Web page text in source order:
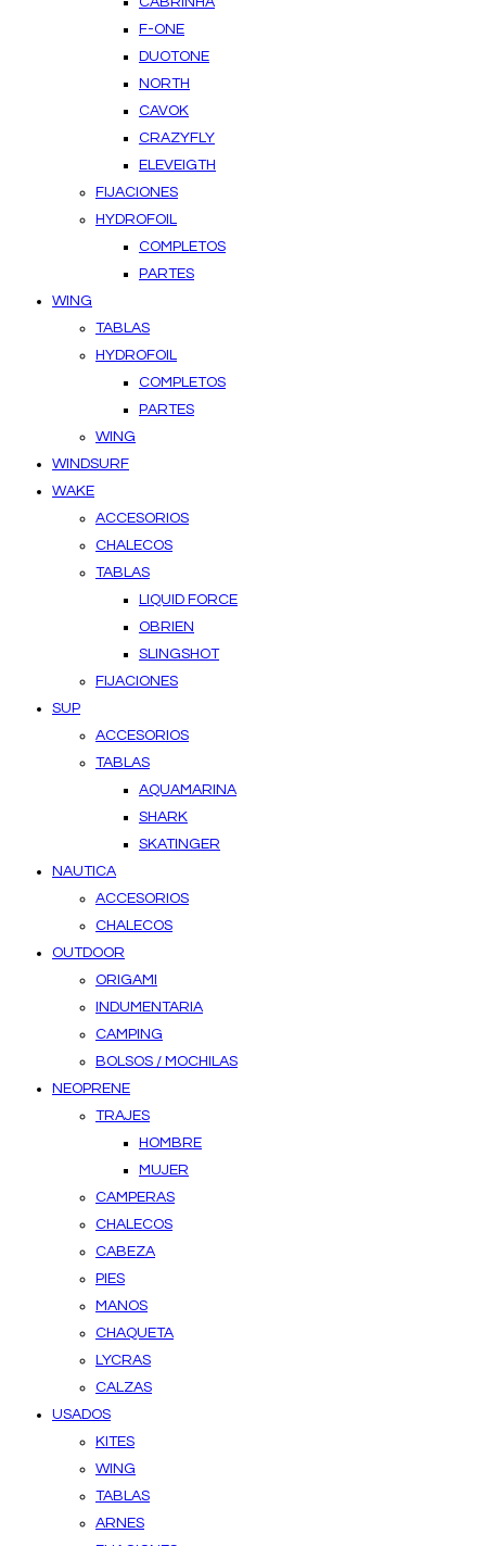
F-ONE
DUOTONE
NORTH
CAVOK
CRAZYFLY
ELEVEIGTH
FIJACIONES
HYDROFOIL
COMPLETOS
PARTES
WING
TABLAS
HYDROFOIL
COMPLETOS
PARTES
WING
WINDSURF
WAKE
ACCESORIOS
CHALECOS
TABLAS
LIQUID FORCE
OBRIEN
SLINGSHOT
FIJACIONES
SUP
ACCESORIOS
TABLAS
AQUAMARINA
SHARK
SKATINGER
NAUTICA
ACCESORIOS
CHALECOS
OUTDOOR
ORIGAMI
INDUMENTARIA
CAMPING
BOLSOS / MOCHILAS
NEOPRENE
TRAJES
HOMBRE
MUJER
CAMPERAS
CHALECOS
CABEZA
PIES
MANOS
CHAQUETA
LYCRAS
CALZAS
USADOS
KITES
WING
TABLAS
ARNES